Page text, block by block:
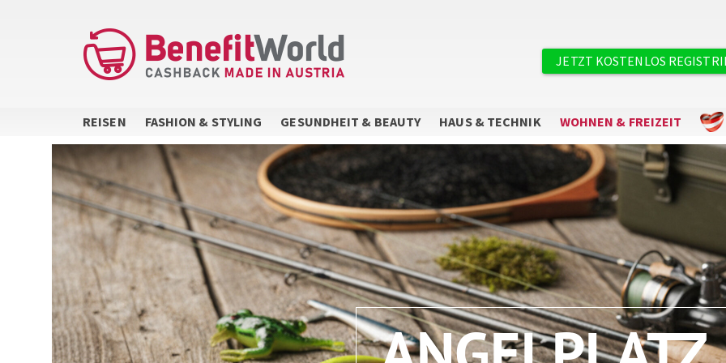
Benutzermenü
JETZT KOSTENLOS
REISEN FASHION & STYLING GESUNDHEIT & BEAUTY HAUS & TECHNIK WOHNEN & FREIZEIT
Sie wollen keine Angebote mehr
verpassen?
Abonnieren Sie unseren Newsletter.